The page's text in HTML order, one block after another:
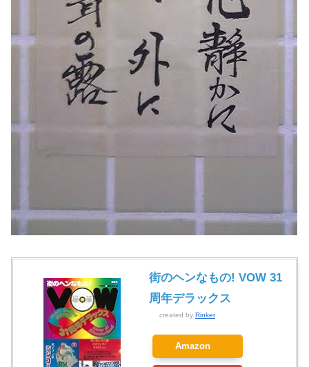
街のヘンなもの! VOW 31
周年デラックス
created by Rinker
Amazon